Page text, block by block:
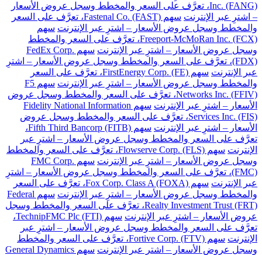
Inc. (FANG)، تعرَّف على السعر والمخطط وسجل عروض الأسعار
– اشترِ عبر الإنترنت
سهم Fastenal Co. (FAST)، تعرَّف على السعر
والمخطط وسجل عروض الأسعار – اشترِ عبر الإنترنت سهم
Freeport-McMoRan Inc. (FCX)، تعرَّف على السعر والمخطط
وسجل عروض الأسعار – اشترِ عبر الإنترنت
سهم FedEx Corp.
(FDX)، تعرَّف على السعر والمخطط وسجل عروض الأسعار – اشترِ
عبر الإنترنت
سهم FirstEnergy Corp. (FE)، تعرَّف على السعر
والمخطط وسجل عروض الأسعار – اشترِ عبر الإنترنت
سهم F5
Networks Inc. (FFIV)، تعرَّف على السعر والمخطط وسجل عروض
الأسعار – اشترِ عبر الإنترنت
سهم Fidelity National Information
Services Inc. (FIS)، تعرَّف على السعر والمخطط وسجل عروض
الأسعار – اشترِ عبر الإنترنت
سهم Fifth Third Bancorp (FITB)،
تعرَّف على السعر والمخطط وسجل عروض الأسعار – اشترِ عبر
الإنترنت
سهم Flowserve Corp. (FLS)، تعرَّف على السعر والمخطط
وسجل عروض الأسعار – اشترِ عبر الإنترنت
سهم FMC Corp.
(FMC)، تعرَّف على السعر والمخطط وسجل عروض الأسعار – اشترِ
عبر الإنترنت
سهم Fox Corp. Class A (FOXA)، تعرَّف على السعر
والمخطط وسجل عروض الأسعار – اشترِ عبر الإنترنت
سهم Federal
Realty Investment Trust (FRT)، تعرَّف على السعر والمخطط وسجل
عروض الأسعار – اشترِ عبر الإنترنت
سهم TechnipFMC Plc (FTI)،
تعرَّف على السعر والمخطط وسجل عروض الأسعار – اشترِ عبر
الإنترنت
سهم Fortive Corp. (FTV)، تعرَّف على السعر والمخطط
وسجل عروض الأسعار – اشترِ عبر الإنترنت
سهم General Dynamics